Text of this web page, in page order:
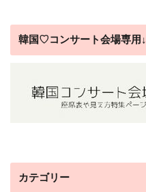
韓国♡コンサート会場専用↓
カテゴリー